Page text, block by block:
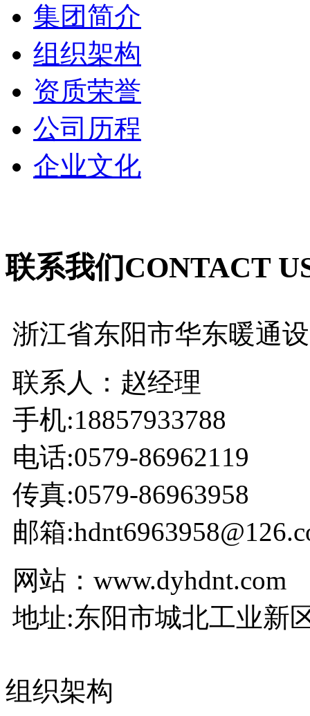
集团简介
组织架构
资质荣誉
公司历程
企业文化
联系我们CONTACT
浙江省东阳市华东暖通
联系人：赵经理
手机:18857933788
电话:0579-86962119
传真:0579-86963958
邮箱
网站：www.dyhdnt.com
地址:东阳市城北工业新
组织架构